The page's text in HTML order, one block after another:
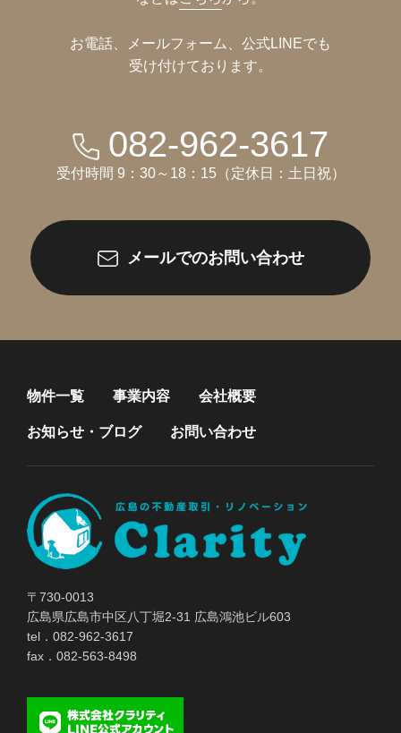
お電話、メールフォーム、公式LINEでも
受け付けております。
082-962-3617
受付時間 9：30～18：15（定休日：土日祝）
メールでのお問い合わせ
物件一覧 事業内容 会社概要
お知らせ・ブログ お問い合わせ
〒730-0013
広島県広島市中区八丁堀2-31 広島鴻池ビル603
tel．082-962-3617
fax．082-563-8498